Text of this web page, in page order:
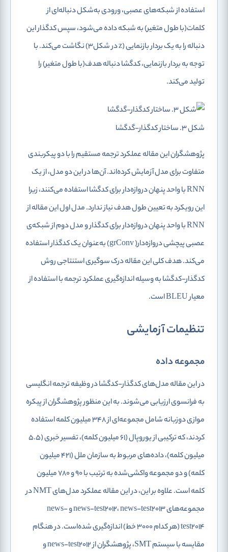
استفاده از شبکه‌های عصبی، ورودی به‌شکل دنباله‌ای از
کلمات(با طول متغیر) به شبکه داده می‌شود، سپس کدگذار این
دنباله را به یک بردار بازنمایی (z در شکل3) نگاشت می‌کند. با
توجه به بردار بازنمایی، کدگشا دنباله هدف(با طول متغیر) را
تولید می‌کند.
شکل 3. ساختار کدگذار-گدگشا
پژوهشگران این مقاله عملکرد ترجمه مستقیم را با دو پیکربندی
متفاوت برای مدل آزمایش کرده‌اند. آن‌ها در این دو مدل، از یک
RNN با واحد پنهان دروازه‌دار برای کدگشا استفاده می‌کنند، زیرا
این رویکرد به تعیین طول هدف نیاز ندارد. مدل اول این مقاله از
RNN با واحد پنهان دروازه‌دار برای کدگذار و مدل دوم از شبکه‌ی
عصبی پیچشی دروازه‌دار( grConv) به‌عنوان یک کدگذار استفاده
می‌کند. هدف کلی این مقاله درک سوگیری استنتاجی روش
کدگذار-کدگشا به وسیله اندازه‌گیری عملکرد ترجمه با استفاده از
معیار BLEU است.
تنظیمات آزمایشی
مجموعه داده
در این مقاله مدل‌های کدگذار-کدگشا در وظیفه ترجمه انگلیسی
به فرانسوی ارزیابی می‌شوند. به این منظور پژوهشگران از پیکره
موازی دوزبانه شامل مجموعه‌ای از 348 میلیون کلمه استفاده
کردند، که ترکیبی از یوروپال (61 میلیون کلمه)، تفسیر خبری (5.5
میلیون کلمه)، داده‌های مربوط به سازمان ملل (421 میلیون
کلمه) و دو مجموعه واکشی‌شده به ترتیب با 90 و 780 میلیون
کلمه است. علاوه بر این، در این مقاله عملکرد مدل‌های NMT در
مجموعه‌های news-test2012، news-test2013 و news-
test2014 (هر کدام 3000 خط) اندازه‌گیری شده‌است. در هنگام
مقایسه با سیستم SMT، پژوهشگران از news-test2012 و